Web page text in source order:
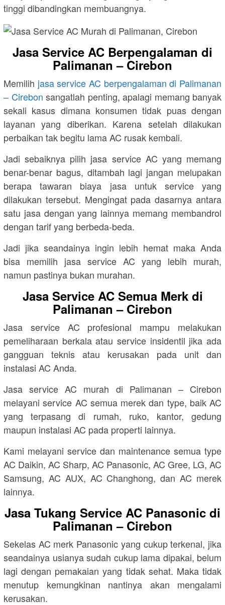
tinggi dibandingkan membuangnya.
Jasa Service AC Berpengalaman di
Palimanan – Cirebon
Memilih jasa service AC berpengalaman di Palimanan
– Cirebon sangatlah penting, apalagi memang banyak
sekali kasus dimana konsumen tidak puas dengan
layanan yang diberikan. Karena setelah dilakukan
perbaikan tak begitu lama AC rusak kembali.
Jadi sebaiknya pilih jasa service AC yang memang
benar-benar bagus, ditambah lagi jangan melupakan
berapa tawaran biaya jasa untuk service yang
dilakukan tersebut. Mengingat pada dasarnya antara
satu jasa dengan yang lainnya memang membandrol
dengan tarif yang berbeda-beda.
Jadi jika seandainya ingin lebih hemat maka Anda
bisa memilih jasa service AC yang lebih murah,
namun pastinya bukan murahan.
Jasa Service AC Semua Merk di
Palimanan – Cirebon
Jasa service AC profesional mampu melakukan
pemeliharaan berkala atau service insidentil jika ada
gangguan teknis atau kerusakan pada unit dan
instalasi AC Anda.
Jasa service AC murah di Palimanan – Cirebon
melayani service AC semua merek dan type, baik AC
yang terpasang di rumah, ruko, kantor, gedung
maupun instalasi AC pada properti lainnya.
Kami melayani service dan maintenance semua type
AC Daikin, AC Sharp, AC Panasonic, AC Gree, LG, AC
Samsung, AC AUX, AC Changhong, dan AC merek
lainnya.
Jasa Tukang Service AC Panasonic di
Palimanan – Cirebon
Sekelas AC merk Panasonic yang cukup terkenal, jika
seandainya usianya sudah cukup lama dipakai, belum
lagi dengan pemakaian yang tidak sehat. Maka tidak
menutup kemungkinan nantinya akan mengalami
kerusakan.